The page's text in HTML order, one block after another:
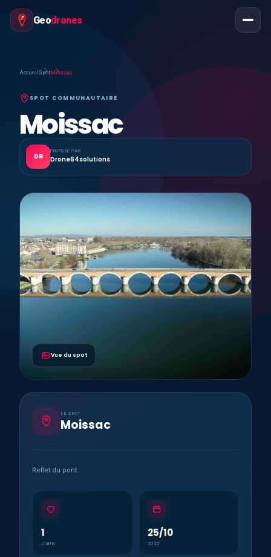
Geodrones
Accueil SpotMoissac
SPOT COMMUNAUTAIRE
Moissac
DR
PROPOSÉ PAR
Drone64solutions
Vue du spot
LE SPOT
Moissac
Reflet du pont
1
J’aime
25/10
2025